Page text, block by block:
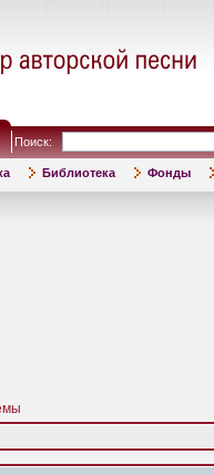
Поиск:
Библиотека Фонды